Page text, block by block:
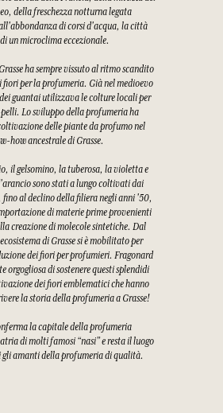
della freschezza notturna legata
di corsi d'acqua, la città
un microclima eccezionale.
ha sempre vissuto al ritmo scandito
per la profumeria. Già nel medioevo
guantai utilizzava le colture locali per
Lo sviluppo della profumeria ha
delle piante da profumo nel
how ancestrale di Grasse.
il gelsomino, la tuberosa, la violetta e
sono stati a lungo coltivati dai
al declino della filiera negli anni '50,
di materie prime provenienti
creazione di molecole sintetiche. Dal
di Grasse si è mobilitato per
dei fiori per profumieri. Fragonard
orgogliosa di sostenere questi splendidi
dei fiori emblematici che hanno
la storia della profumeria a Grasse!
la capitale della profumeria
di molti famosi “nasi” e resta il luogo
gli amanti della profumeria di qualità.